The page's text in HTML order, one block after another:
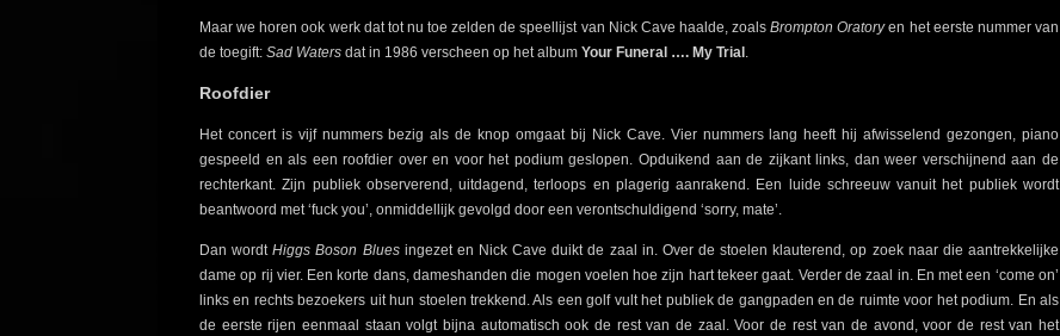
Maar we horen ook werk dat tot nu toe zelden de speellijst van Nick Cave haalde, zoalsBrompton Oratoryen het eerste nummer van
de toegift: Sad Waters dat in 1986 verscheen op het album Your Funeral …. My Trial .
Roofdier
Het concert is vijf nummers bezig als de knop omgaat bij Nick Cave. Vier nummers lang heeft hij afwisselend gezongen, piano
gespeeld en als een roofdier over en voor het podium geslopen. Opduikend aan de zijkant links, dan weer verschijnend aan de
rechterkant. Zijn publiek observerend, uitdagend, terloops en plagerig aanrakend. Een luide schreeuw vanuit het publiek wordt
beantwoord met ‘fuck you’, onmiddellijk gevolgd door een verontschuldigend ‘sorry, mate’.
Dan wordtHiggs Boson Bluesingezet en Nick Cave duikt de zaal in. Over de stoelen klauterend, op zoek naar die aantrekkelijke
dame op rij vier. Een korte dans, dameshanden die mogen voelen hoe zijn hart tekeer gaat. Verder de zaal in. En met een ‘come on’
links en rechts bezoekers uit hun stoelen trekkend. Als een golf vult het publiek de gangpaden en de ruimte voor het podium. En als
de eerste rijen eenmaal staan volgt bijna automatisch ook de rest van de zaal. Voor de rest van de avond, voor de rest van het